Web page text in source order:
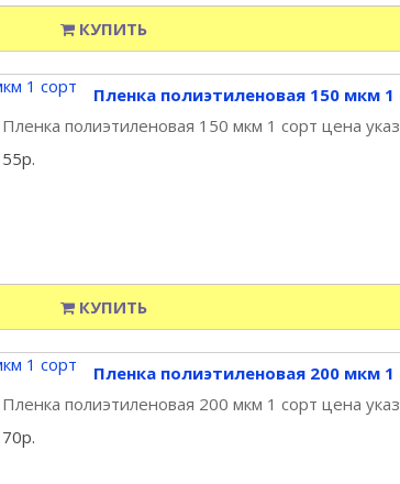
КУПИТЬ
Пленка полиэтиленовая 150 мкм 1
Пленка полиэтиленовая 150 мкм 1 сорт цена
55р.
КУПИТЬ
Пленка полиэтиленовая 200 мкм 1
Пленка полиэтиленовая 200 мкм 1 сорт цена
70р.